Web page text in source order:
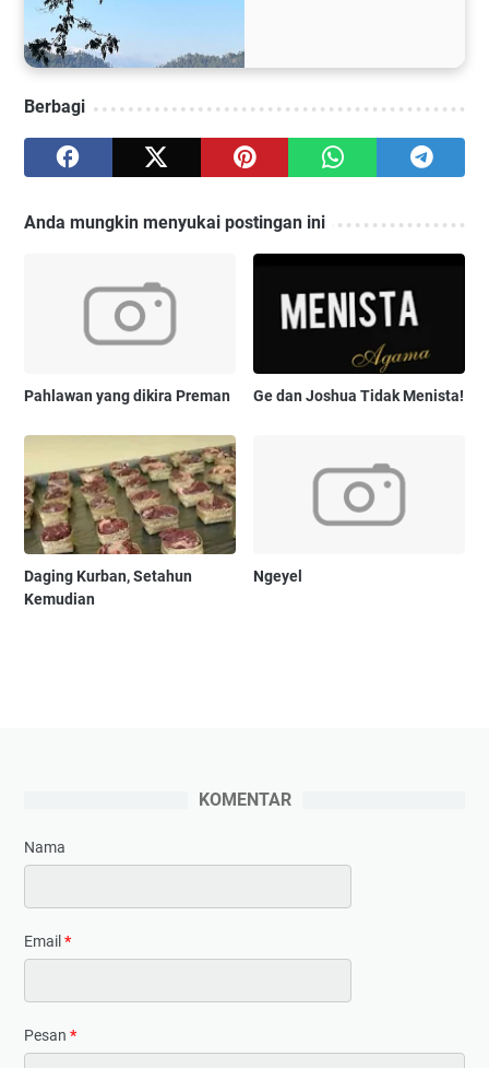
Berbagi
Anda mungkin menyukai postingan ini
Pahlawan yang dikira Preman Ge dan Joshua Tidak Menista!
Daging Kurban, Setahun
Kemudian
Ngeyel
KOMENTAR
Nama
Email *
Pesan *